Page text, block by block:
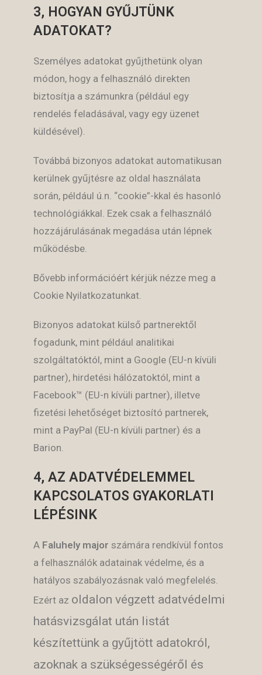
3, HOGYAN GYŰJTÜNK
ADATOKAT?
Személyes adatokat gyűjthetünk olyan
módon, hogy a felhasználó direkten
biztosítja a számunkra (például egy
rendelés feladásával, vagy egy üzenet
küldésével).
Továbbá bizonyos adatokat automatikusan
kerülnek gyűjtésre az oldal használata
során, például ú.n. “cookie”-kkal és hasonló
technológiákkal. Ezek csak a felhasználó
hozzájárulásának megadása után lépnek
működésbe.
Bővebb információért kérjük nézze meg a
Cookie Nyilatkozatunkat.
Bizonyos adatokat külső partnerektől
fogadunk, mint például analitikai
szolgáltatóktól, mint a Google (EU-n kívüli
partner), hirdetési hálózatoktól, mint a
Facebook™ (EU-n kívüli partner), illetve
fizetési lehetőséget biztosító partnerek,
mint a PayPal (EU-n kívüli partner) és a
Barion.
4, AZ ADATVÉDELEMMEL
KAPCSOLATOS GYAKORLATI
LÉPÉSINK
A Faluhely major számára rendkívül fontos
a felhasználók adatainak védelme, és a
hatályos szabályozásnak való megfelelés.
Ezért az oldalon végzett adatvédelmi
hatásvizsgálat után listát
készítettünk a gyűjtött adatokról,
azoknak a szükségességéről és